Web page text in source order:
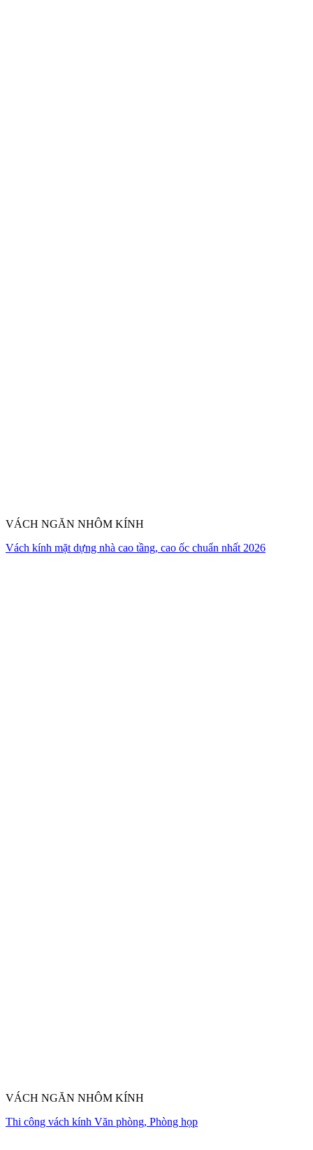
VÁCH NGĂN NHÔM KÍNH
Vách kính mặt dựng nhà cao tầng, cao ốc chuẩn nhất 2026
VÁCH NGĂN NHÔM KÍNH
Thi công vách kính Văn phòng, Phòng họp